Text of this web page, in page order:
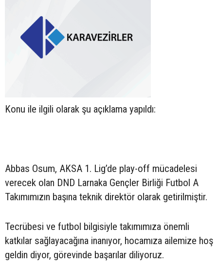
Konu ile ilgili olarak şu açıklama yapıldı:
Abbas Osum, AKSA 1. Lig’de play-off mücadelesi
verecek olan DND Larnaka Gençler Birliği Futbol A
Takımımızın başına teknik direktör olarak getirilmiştir.
Tecrübesi ve futbol bilgisiyle takımımıza önemli
katkılar sağlayacağına inanıyor, hocamıza ailemize hoş
geldin diyor, görevinde başarılar diliyoruz.